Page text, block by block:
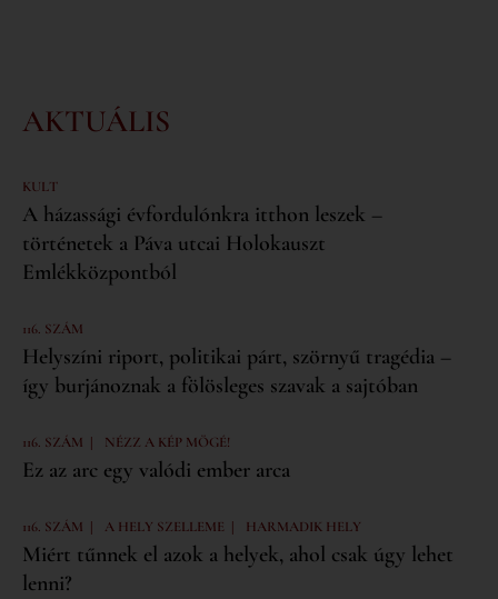
AKTUÁLIS
KULT
A házassági évfordulónkra itthon leszek –
történetek a Páva utcai Holokauszt
Emlékközpontból
116. SZÁM
Helyszíni riport, politikai párt, szörnyű tragédia –
így burjánoznak a fölösleges szavak a sajtóban
116. SZÁM | NÉZZ A KÉP MÖGÉ!
Ez az arc egy valódi ember arca
116. SZÁM | A HELY SZELLEME | HARMADIK HELY
Miért tűnnek el azok a helyek, ahol csak úgy lehet
lenni?